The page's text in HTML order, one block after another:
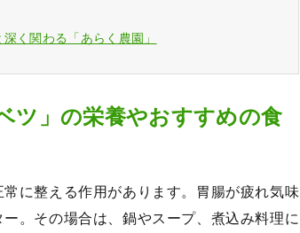
く関わる「あらく農園」
ツ」の栄養やおすすめの食
に整える作用があります。胃腸が疲れ気味
。その場合は、鍋やスープ、煮込み料理に